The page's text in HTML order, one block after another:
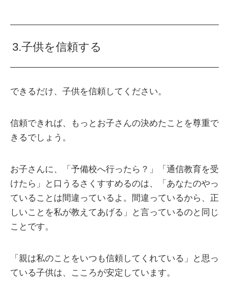
3.子供を信頼する
できるだけ、子供を信頼してください。
信頼できれば、もっとお子さんの決めたことを尊重で
きるでしょう。
お子さんに、「予備校へ行ったら？」「通信教育を受
けたら」と口うるさくすすめるのは、「あなたのやっ
ていることは間違っているよ。間違っているから、正
しいことを私が教えてあげる」と言っているのと同じ
ことです。
「親は私のことをいつも信頼してくれている」と思っ
ている子供は、こころが安定しています。